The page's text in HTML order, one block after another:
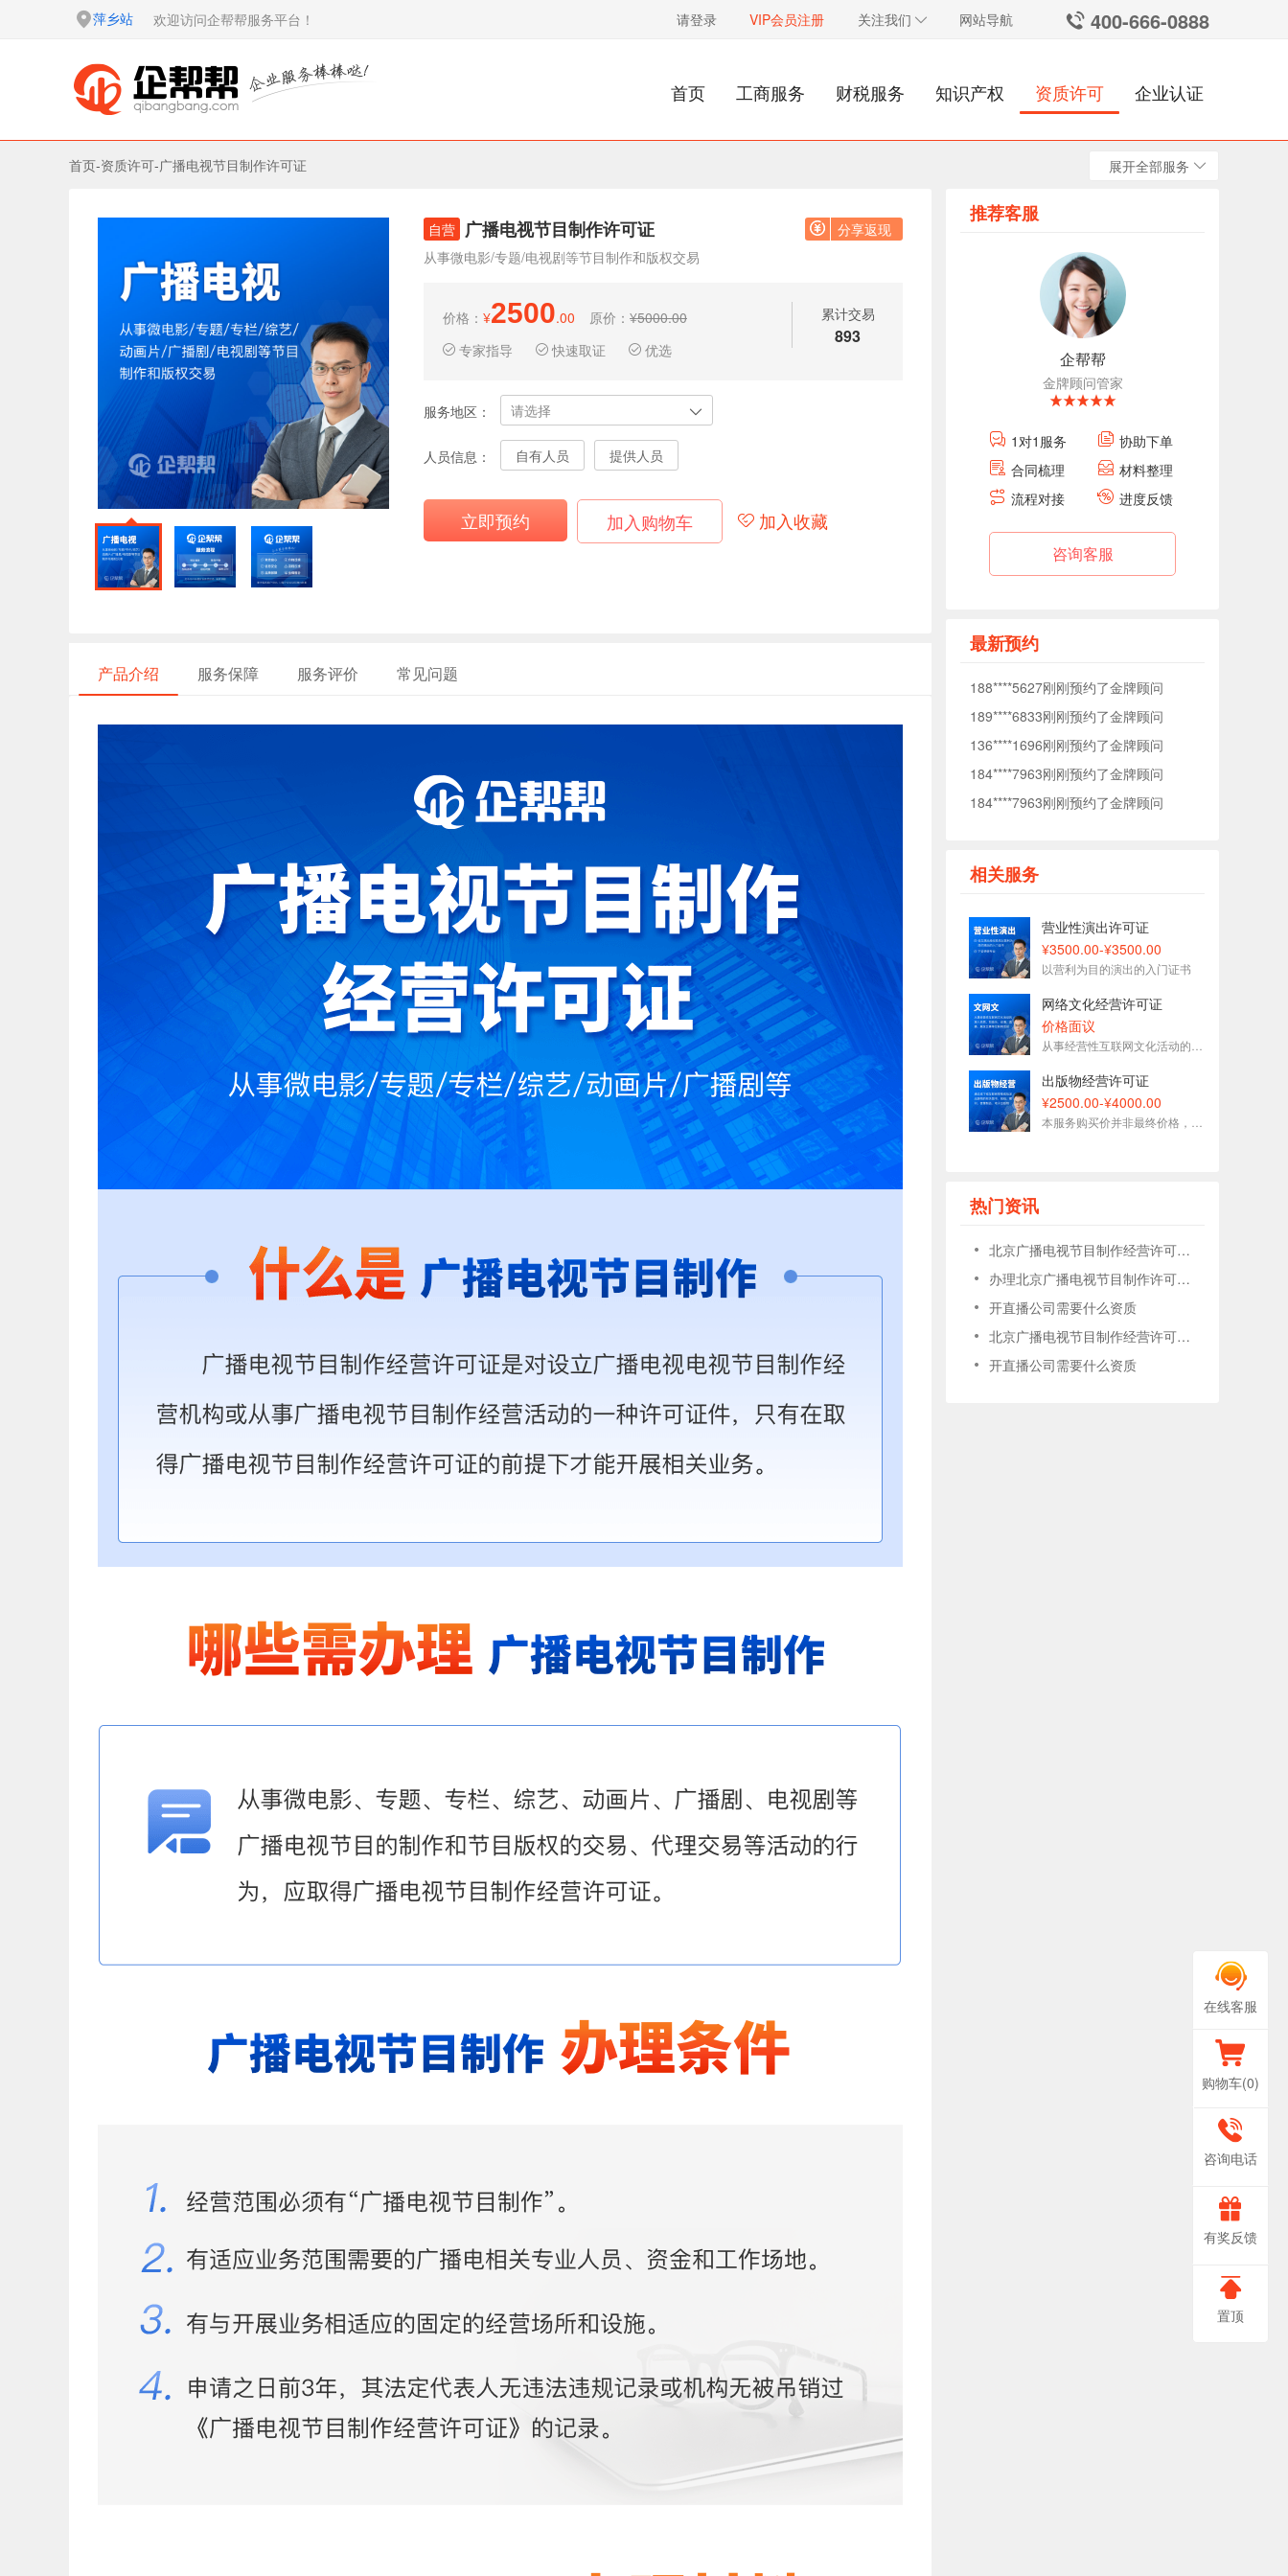
在线客服
购物车(0)
400-
666-
0888
咨询电话
有奖反馈
置顶
萍乡站 欢迎访问企帮帮服务平台！ 请登录 VIP会员注册 关注我们 网站导航 400-666-0888
首页 工商服务 财税服务 知识产权 资质许可 企业认证
首页-资质许可-广播电视节目制作许可证 展开全部服务
自营 广播电视节目制作许可证
分享返现
从事微电影/专题/电视剧等节目制作和版权交易
累计交易
893
价格： ¥2500.00 原价： ¥5000.00
专家指导
快速取证 优选
服务地区： 请选择
人员信息： 自有人员 提供人员
立即预约 加入购物车 加入收藏
产品介绍 服务保障 服务评价 常见问题
推荐客服
企帮帮
金牌顾问管家
1对1服务
协助下单
合同梳理
材料整理
流程对接
进度反馈
咨询客服
最新预约
184****7963刚刚预约了金牌顾问
184****7963刚刚预约了金牌顾问
176****5372刚刚预约了金牌顾问
177****1509刚刚预约了金牌顾问
153****3093刚刚预约了金牌顾问
189****6833刚刚预约了金牌顾问
136****1696刚刚预约了金牌顾问
184****7963刚刚预约了金牌顾问
184****7963刚刚预约了金牌顾问
138****0040刚刚预约了金牌顾问
177****1509刚刚预约了金牌顾问
153****7575刚刚预约了金牌顾问
153****3093刚刚预约了金牌顾问
188****5627刚刚预约了金牌顾问
189****6833刚刚预约了金牌顾问
136****1696刚刚预约了金牌顾问
相关服务
营业性演出许可证
¥3500.00-¥3500.00
以营利为目的演出的入门证书
网络文化经营许可证
价格面议
出版物经营许可证
¥2500.00-¥4000.00
热门资讯
北京广播电视节目制作经营许可证申请条件
办理北京广播电视节目制作许可证条件与材料
开直播公司需要什么资质
北京广播电视节目制作经营许可证申请条件
开直播公司需要什么资质